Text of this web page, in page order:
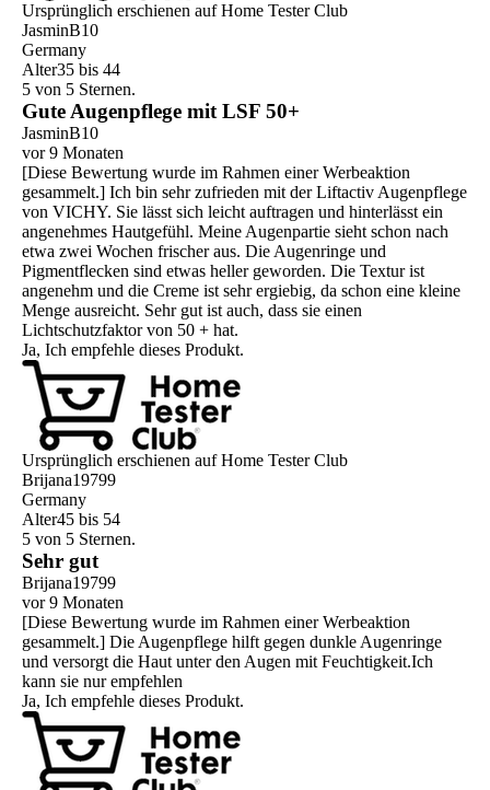
Ursprünglich erschienen auf Home Tester Club
JasminB10
Germany
Alter35 bis 44
5 von 5 Sternen.
Gute Augenpflege mit LSF 50+
JasminB10
vor 9 Monaten
[Diese Bewertung wurde im Rahmen einer Werbeaktion
gesammelt.] Ich bin sehr zufrieden mit der Liftactiv Augenpflege
von VICHY. Sie lässt sich leicht auftragen und hinterlässt ein
angenehmes Hautgefühl. Meine Augenpartie sieht schon nach
etwa zwei Wochen frischer aus. Die Augenringe und
Pigmentflecken sind etwas heller geworden. Die Textur ist
angenehm und die Creme ist sehr ergiebig, da schon eine kleine
Menge ausreicht. Sehr gut ist auch, dass sie einen
Lichtschutzfaktor von 50 + hat.
Ja, Ich empfehle dieses Produkt.
Ursprünglich erschienen auf Home Tester Club
Brijana19799
Germany
Alter45 bis 54
5 von 5 Sternen.
Sehr gut
Brijana19799
vor 9 Monaten
[Diese Bewertung wurde im Rahmen einer Werbeaktion
gesammelt.] Die Augenpflege hilft gegen dunkle Augenringe
und versorgt die Haut unter den Augen mit Feuchtigkeit.Ich
kann sie nur empfehlen
Ja, Ich empfehle dieses Produkt.